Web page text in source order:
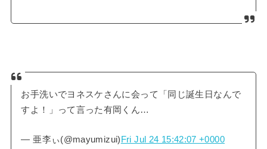
お手洗いでヨネスケさんに会って「同じ誕生日なんで
すよ！」って言った有岡くん…
— 亜李ぃ(@mayumizui)Fri Jul 24 15:42:07 +0000